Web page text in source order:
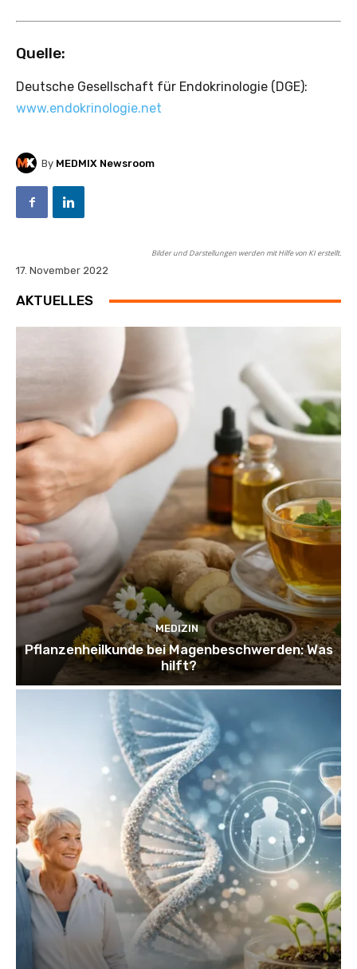
Quelle:
Deutsche Gesellschaft für Endokrinologie (DGE):
www.endokrinologie.net
By MEDMIX Newsroom
Bilder und Darstellungen werden mit Hilfe von KI erstellt.
17. November 2022
AKTUELLES
MEDIZIN
Pflanzenheilkunde bei Magenbeschwerden: Was
hilft?